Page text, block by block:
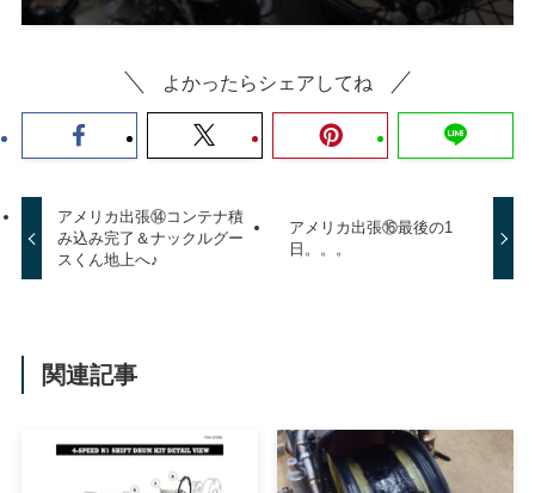
よかったらシェアしてね
アメリカ出張⑭コンテナ積
み込み完了＆ナックルグー
スくん地上へ♪
アメリカ出張⑯最後の1
日。。。
関連記事